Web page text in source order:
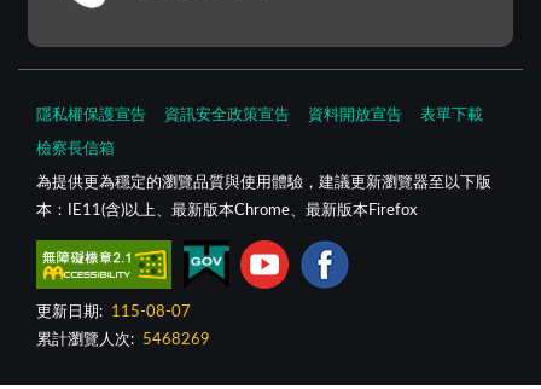
隱私權保護宣告 資訊安全政策宣告 資料開放宣告 表單下載
檢察長信箱
為提供更為穩定的瀏覽品質與使用體驗，建議更新瀏覽器至以下版
本：IE11(含)以上、最新版本Chrome、最新版本Firefox
更新日期:
115-08-07
累計瀏覽人次:
5468269